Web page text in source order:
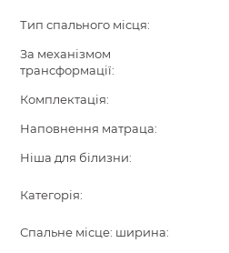
Тип спального місця:
За механізмом
трансформації:
Комплектація:
Наповнення матраца:
Ніша для білизни:
Категорія:
Спальне місце: ширина: